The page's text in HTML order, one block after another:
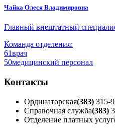
Чайка Олеся Владимировна
Главный внештатный
Команда отделения:
61врач
50медицинский персонал
Контакты
Ординаторская(383) 315-
Справочная служба(383)
Отделение платных услуг